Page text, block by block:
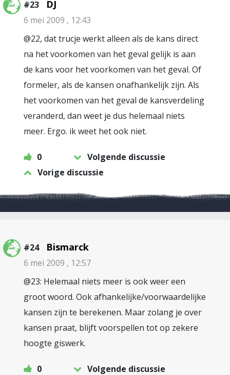
#23 DJ
6 mei 2009 , 12:43
@22, dat trucje werkt alleen als de kans direct
na het voorkomen van het geval gelijk is aan
de kans voor het voorkomen van het geval. Of
formeler, als de kansen onafhankelijk zijn. Als
het voorkomen van het geval de kansverdeling
veranderd, dan weet je dus helemaal niets
meer. Ergo. ik weet het ook niet.
0
Volgende discussie
Vorige discussie
#24 Bismarck
6 mei 2009 , 12:57
@23: Helemaal niets meer is ook weer een
groot woord. Ook afhankelijke/voorwaardelijke
kansen zijn te berekenen. Maar zolang je over
kansen praat, blijft voorspellen tot op zekere
hoogte giswerk.
0
Volgende discussie